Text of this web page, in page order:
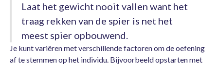
Laat het gewicht nooit vallen want het
traag rekken van de spier is net het
meest spier opbouwend.
Je kunt variëren met verschillende factoren om de oefening
af te stemmen op het individu. Bijvoorbeeld opstarten met